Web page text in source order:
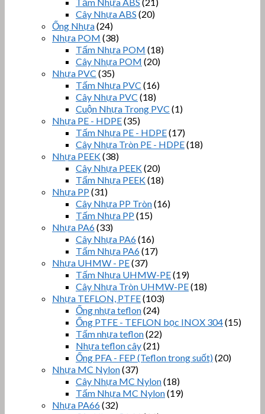
Cây Nhựa ABS (20)
Ống Nhựa(24)
Nhựa POM (38)
Tấm Nhựa POM (18)
Cây Nhựa POM (20)
Nhựa PVC (35)
Tấm Nhựa PVC (16)
Cây Nhựa PVC (18)
Cuộn Nhựa Trong PVC (1)
Nhựa PE - HDPE(35)
Tấm Nhựa PE - HDPE(17)
Cây Nhựa Tròn PE - HDPE(18)
Nhựa PEEK(38)
Cây Nhựa PEEK(20)
Tấm Nhựa PEEK(18)
Nhựa PP (31)
Cây Nhựa PP Tròn(16)
Tấm Nhựa PP (15)
Nhựa PA6(33)
Cây Nhựa PA6(16)
Tấm Nhựa PA6(17)
Nhựa UHMW - PE(37)
Tấm Nhựa UHMW-PE(19)
Cây Nhựa Tròn UHMW-PE(18)
Nhựa TEFLON, PTFE(103)
Ống nhựa teflon(24)
Ống PTFE - TEFLON bọc INOX 304(15)
Tấm nhựa teflon(22)
Nhựa teflon cây(21)
Ống PFA - FEP (Teflon trong suốt)(20)
Nhựa MC Nylon(37)
Cây Nhựa MC Nylon(18)
Tấm Nhựa MC Nylon(19)
Nhựa PA66(32)